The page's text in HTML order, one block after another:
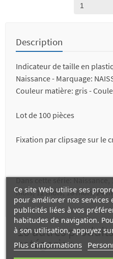
Description
Indicateur de taille en
Naissance - Marquage:
Couleur matière: gris -
Lot de 100 pièces
Fixation par clipsage sur le
Dans cette série:
mois, 12 mois, 18 mois, 24
10 autres
catégorie :
Ce site Web utilise ses
pour améliorer nos services
publicités liées à vos
habitudes de navigation.
à son utilisation, appuyez
Plus d'informations